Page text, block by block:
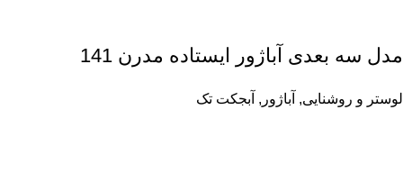
مدل سه بعدی آباژور ایستاده مدرن 141
لوستر و روشنایی, آباژور , آبجکت تک